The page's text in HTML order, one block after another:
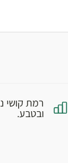
רמת קושי
ובטבע.